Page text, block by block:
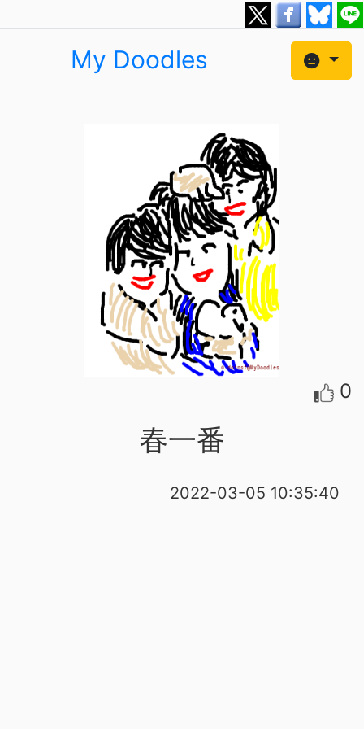
My Doodles
0
春一番
2022-03-05 10:35:40